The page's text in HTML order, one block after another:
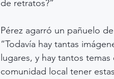
de retratos?”
Pérez agarró un pañuelo
“Todavía hay tantas
lugares, y hay tantos
comunidad local tener